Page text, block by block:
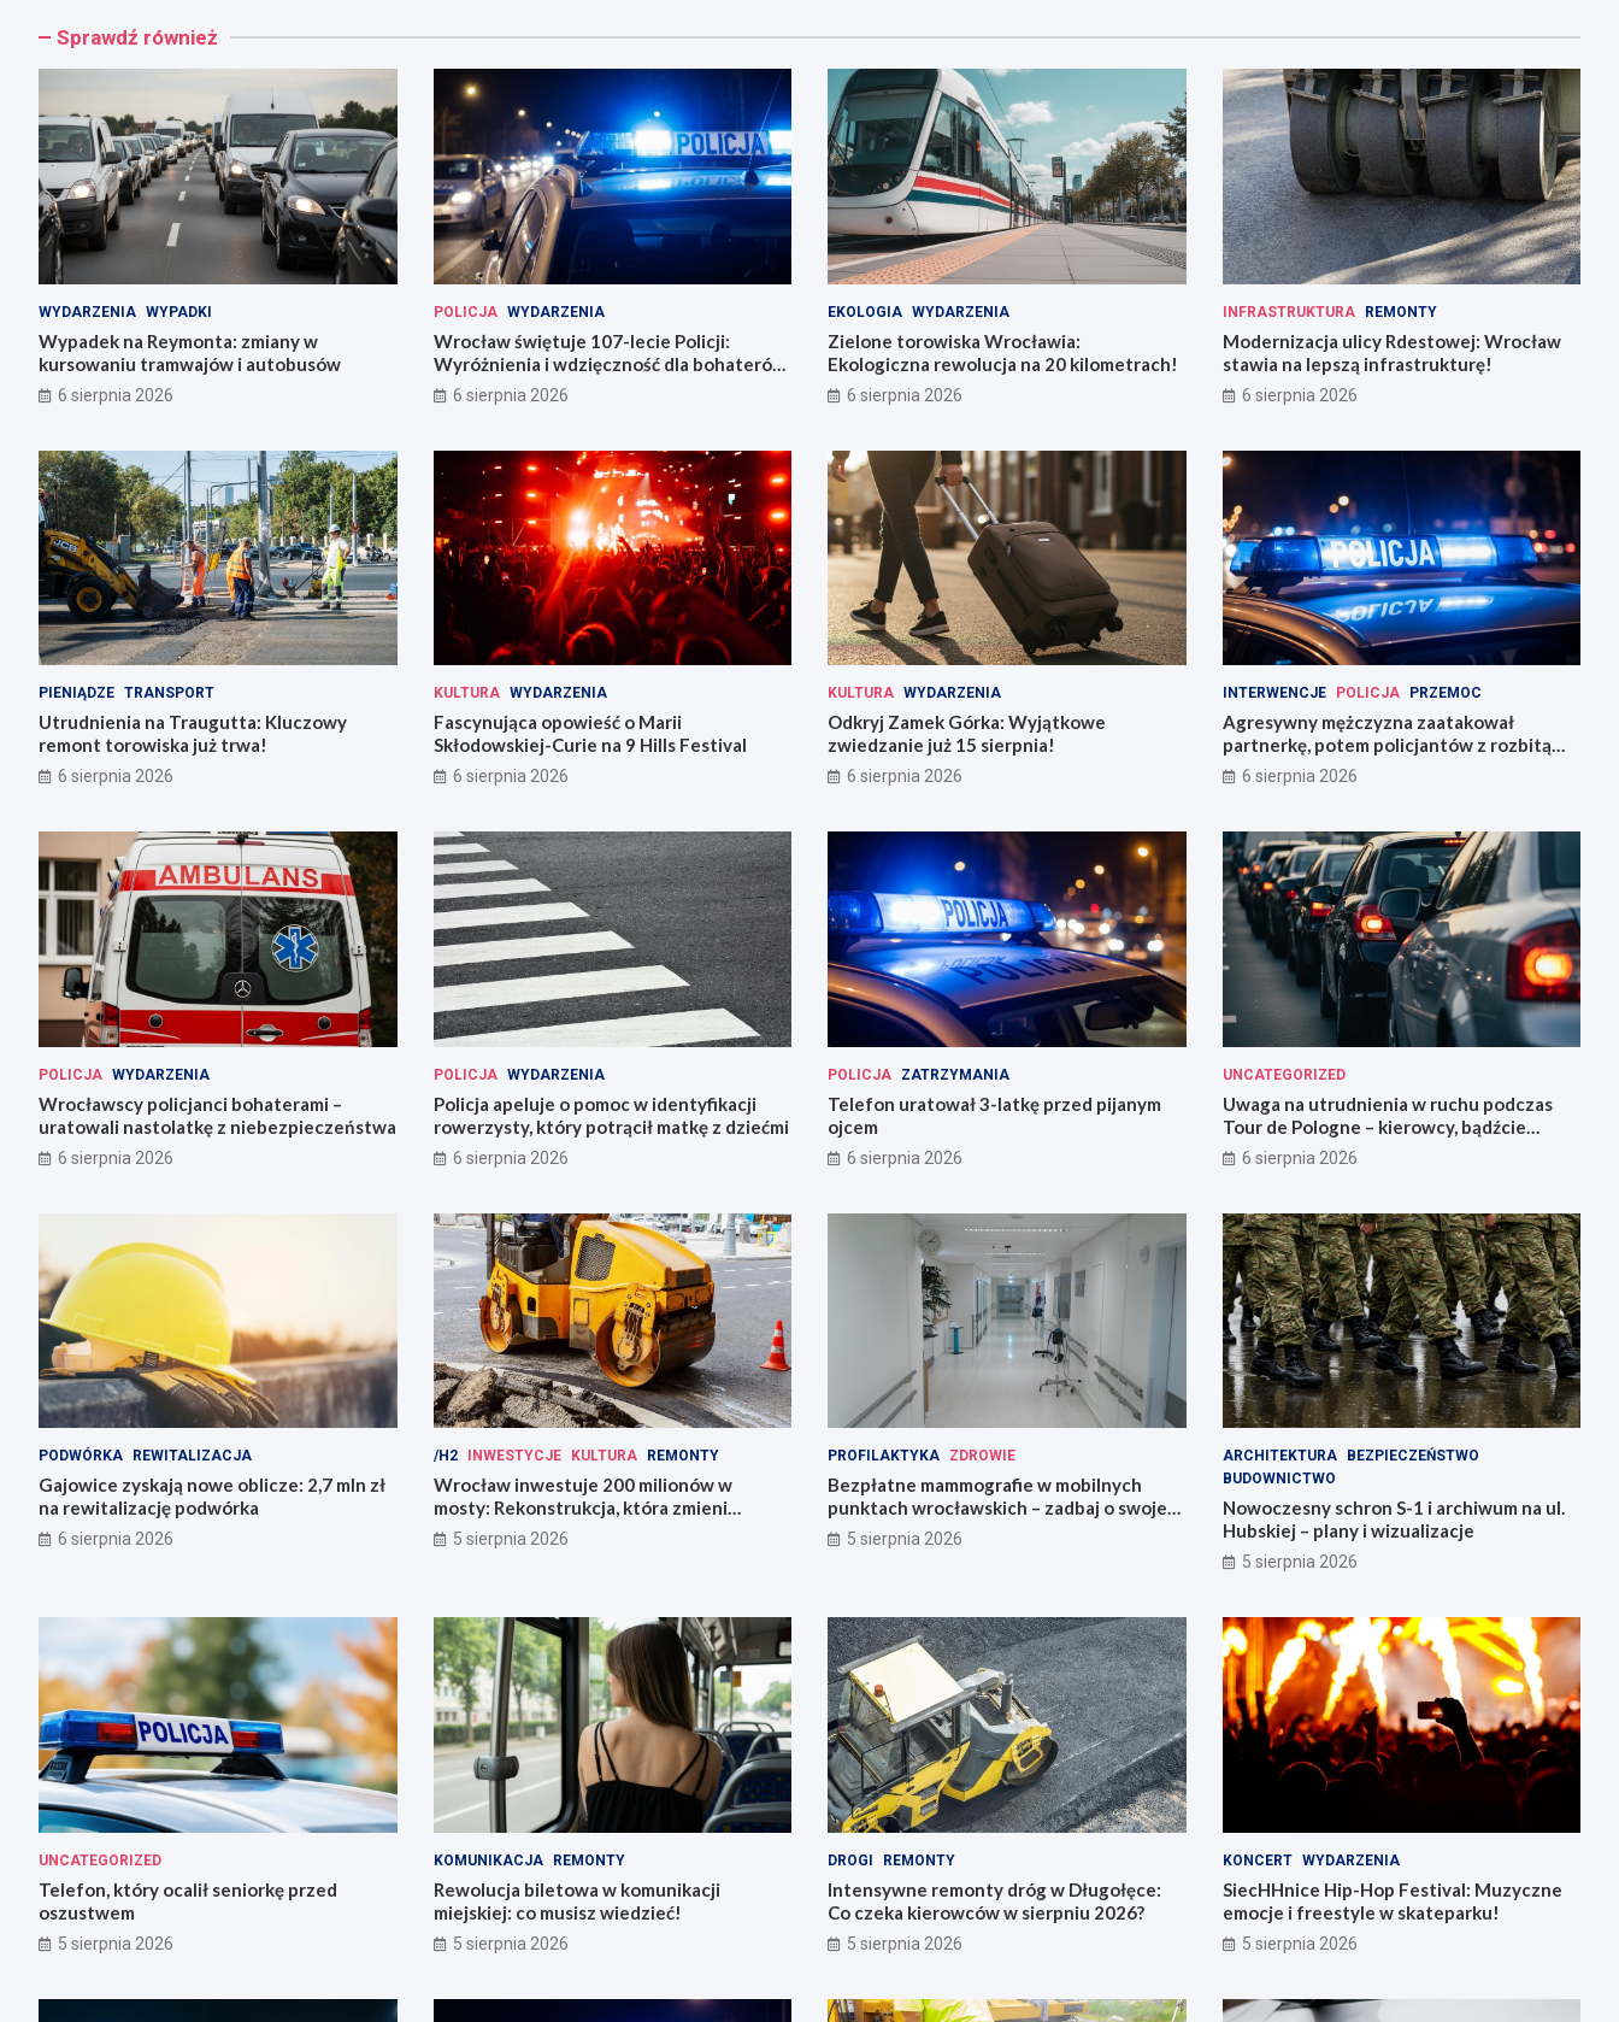
Sprawdź również
WYDARZENIA WYPADKI
Wypadek na Reymonta: zmiany w
kursowaniu tramwajów i autobusów
6 sierpnia 2026
POLICJA WYDARZENIA
Wrocław świętuje 107-lecie Policji:
Wyróżnienia i wdzięczność dla bohaterów
codzienności
6 sierpnia 2026
EKOLOGIA WYDARZENIA
Zielone torowiska Wrocławia:
Ekologiczna rewolucja na 20 kilometrach!
6 sierpnia 2026
INFRASTRUKTURA REMONTY
Modernizacja ulicy Rdestowej: Wrocław
stawia na lepszą infrastrukturę!
6 sierpnia 2026
PIENIĄDZE TRANSPORT
Utrudnienia na Traugutta: Kluczowy
remont torowiska już trwa!
6 sierpnia 2026
KULTURA WYDARZENIA
Fascynująca opowieść o Marii
Skłodowskiej-Curie na 9 Hills Festival
6 sierpnia 2026
KULTURA WYDARZENIA
Odkryj Zamek Górka: Wyjątkowe
zwiedzanie już 15 sierpnia!
6 sierpnia 2026
INTERWENCJE POLICJA PRZEMOC
Agresywny mężczyzna zaatakował
partnerkę, potem policjantów z rozbitą
butelką
6 sierpnia 2026
POLICJA WYDARZENIA
Wrocławscy policjanci bohaterami –
uratowali nastolatkę z niebezpieczeństwa
6 sierpnia 2026
POLICJA WYDARZENIA
Policja apeluje o pomoc w identyfikacji
rowerzysty, który potrącił matkę z dziećmi
6 sierpnia 2026
POLICJA ZATRZYMANIA
Telefon uratował 3-latkę przed pijanym
ojcem
6 sierpnia 2026
UNCATEGORIZED
Uwaga na utrudnienia w ruchu podczas
Tour de Pologne – kierowcy, bądźcie
przygotowani!
6 sierpnia 2026
PODWÓRKA REWITALIZACJA
Gajowice zyskają nowe oblicze: 2,7 mln zł
na rewitalizację podwórka
6 sierpnia 2026
/H2 INWESTYCJE KULTURA REMONTY
Wrocław inwestuje 200 milionów w
mosty: Rekonstrukcja, która zmieni
miasto!
5 sierpnia 2026
PROFILAKTYKA ZDROWIE
Bezpłatne mammografie w mobilnych
punktach wrocławskich – zadbaj o swoje
zdrowie!
5 sierpnia 2026
ARCHITEKTURA
BEZPIECZEŃSTWO
BUDOWNICTWO
Nowoczesny schron S-1 i archiwum na ul.
Hubskiej – plany i wizualizacje
5 sierpnia 2026
UNCATEGORIZED
Telefon, który ocalił seniorkę przed
oszustwem
5 sierpnia 2026
KOMUNIKACJA REMONTY
Rewolucja biletowa w komunikacji
miejskiej: co musisz wiedzieć!
5 sierpnia 2026
DROGI REMONTY
Intensywne remonty dróg w Długołęce:
Co czeka kierowców w sierpniu 2026?
5 sierpnia 2026
KONCERT WYDARZENIA
SiecHHnice Hip-Hop Festival: Muzyczne
emocje i freestyle w skateparku!
5 sierpnia 2026